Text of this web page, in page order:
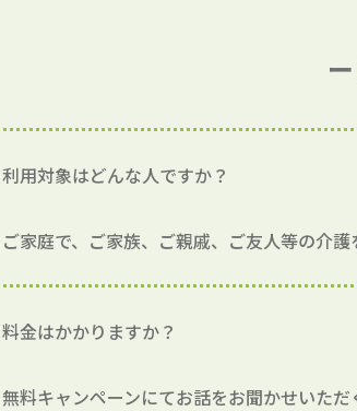
利用対象はどんな人ですか？
ご家庭で、ご家族、ご親戚、ご友人等の介
料金はかかりますか？
無料キャンペーンにてお話をお聞かせいただ